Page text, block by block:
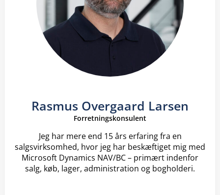
Rasmus Overgaard Larsen
Forretningskonsulent
Jeg har mere end 15 års erfaring fra en
salgsvirksomhed, hvor jeg har beskæftiget mig med
Microsoft Dynamics NAV/BC – primært indenfor
salg, køb, lager, administration og bogholderi.